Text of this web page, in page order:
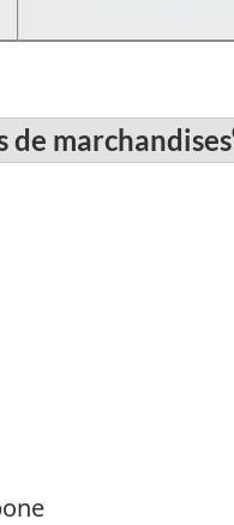
de marchandises